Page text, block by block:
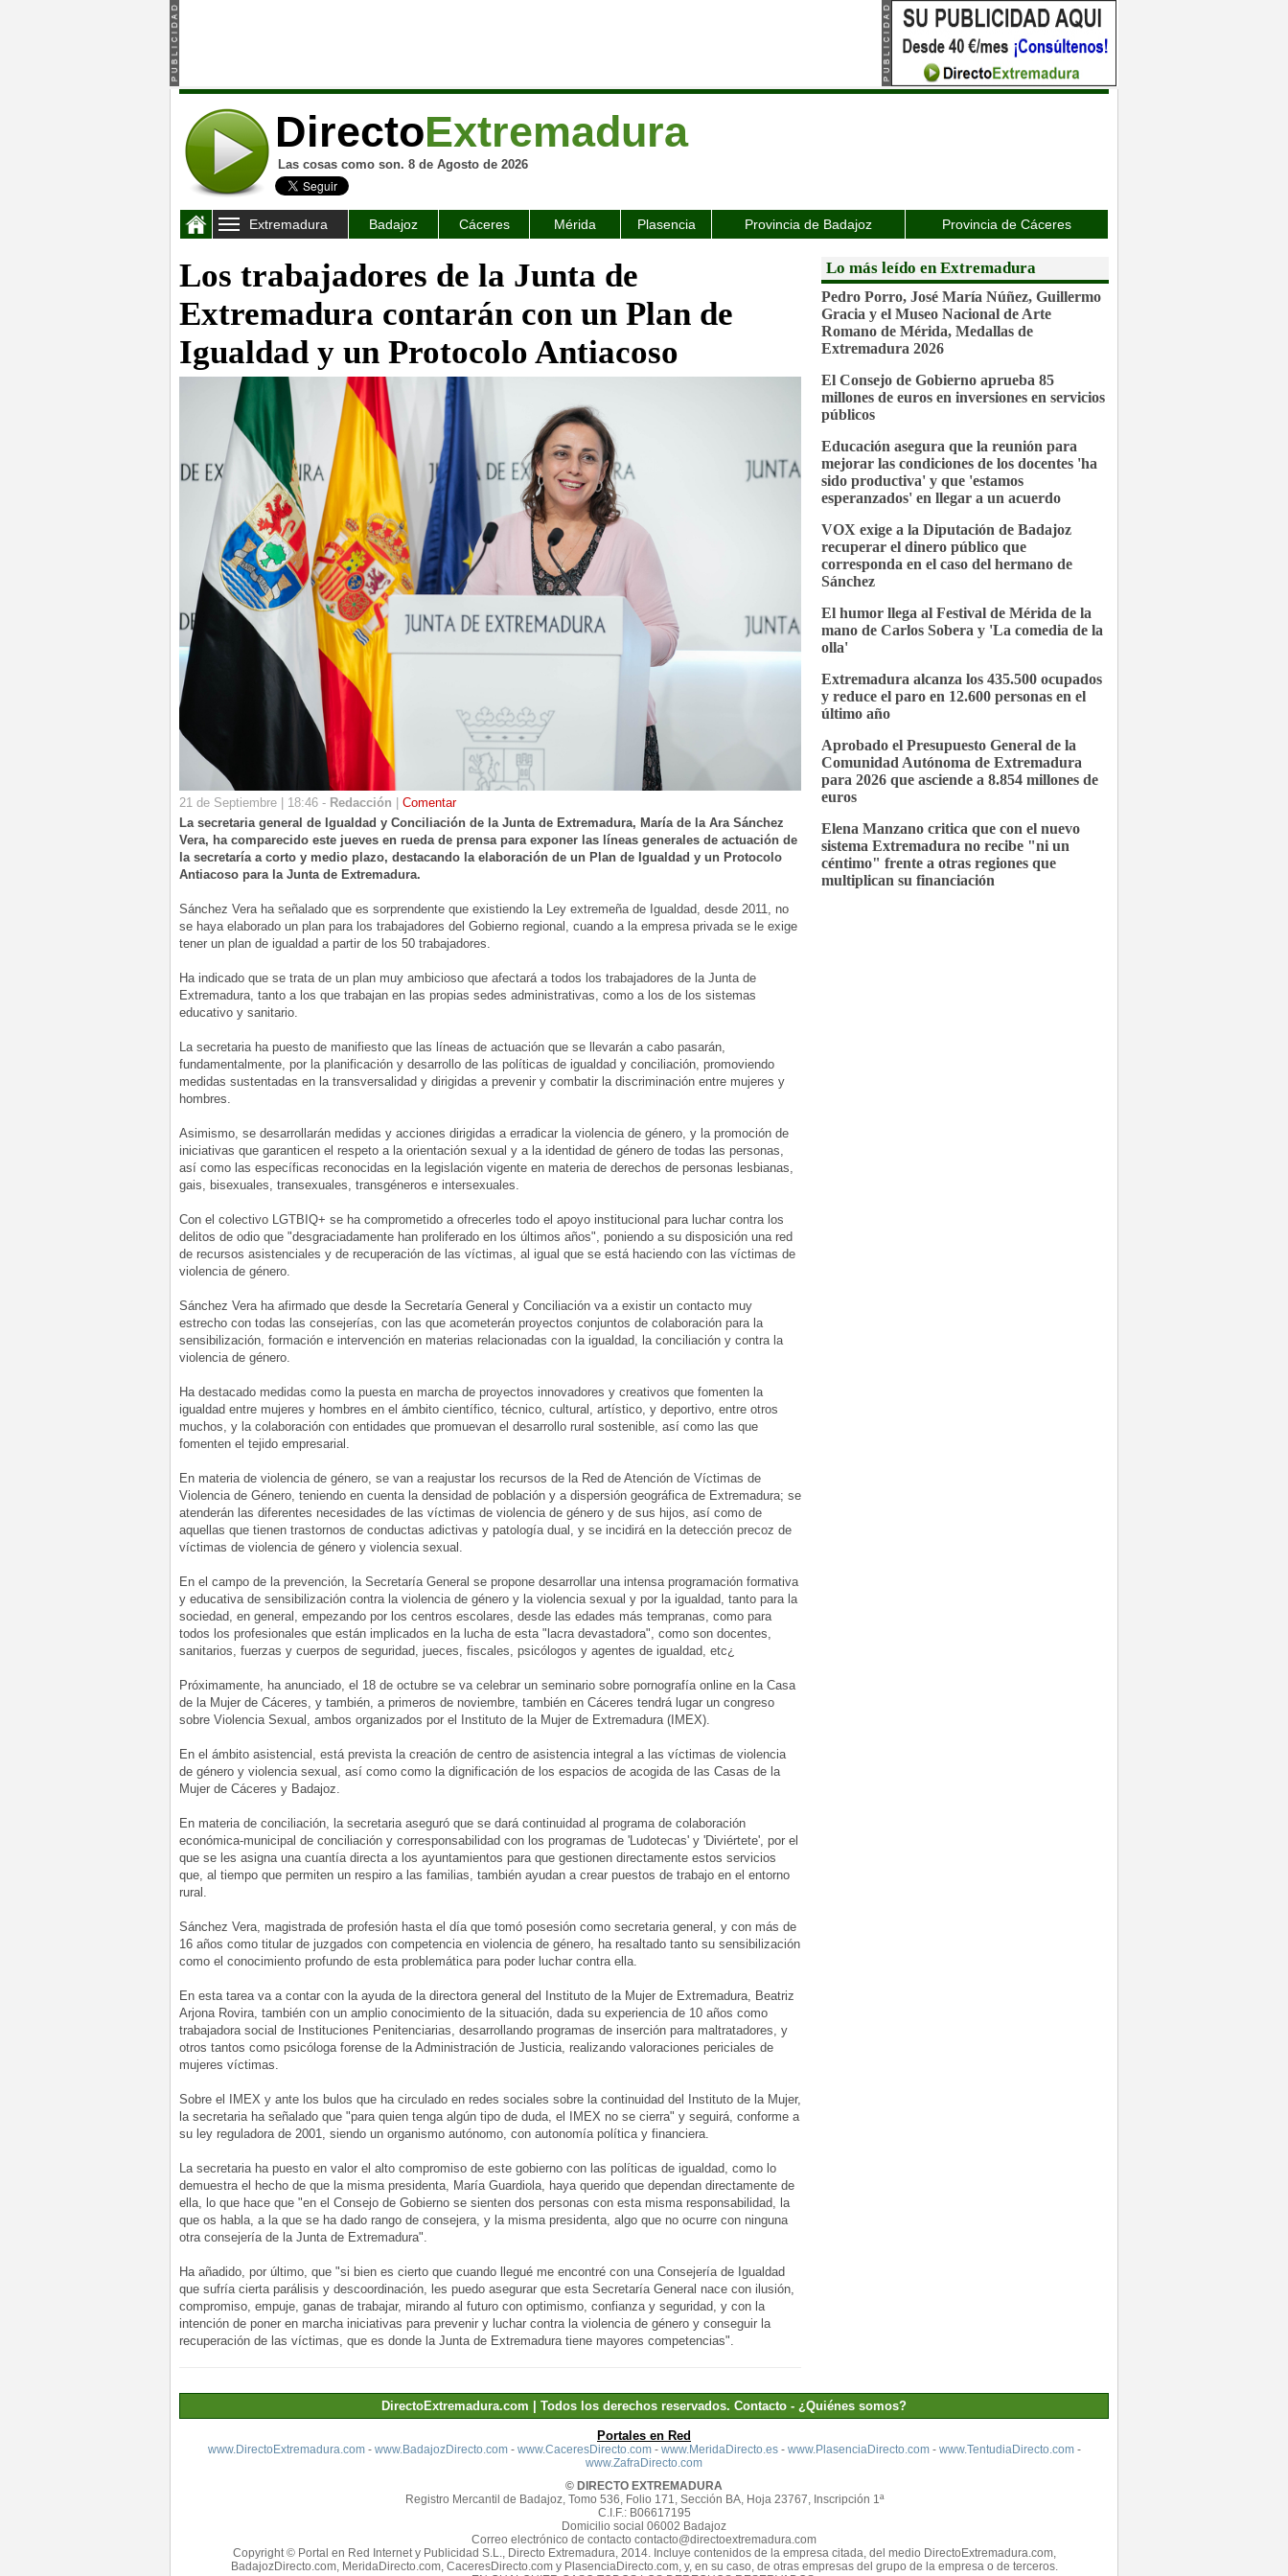
DirectoExtremadura
Las cosas como son. 8 de Agosto de 2026
Extremadura Badajoz Cáceres Mérida Plasencia Provincia de Badajoz Provincia de Cáceres
Los trabajadores de la Junta de
Extremadura contarán con un Plan de
Igualdad y un Protocolo Antiacoso
21 de Septiembre | 18:46 - Redacción
Comentar
La secretaria general de Igualdad y Conciliación de la Junta de Extremadura, María de la Ara Sánchez
Vera, ha comparecido este jueves en rueda de prensa para exponer las líneas generales de actuación de
la secretaría a corto y medio plazo, destacando la elaboración de un Plan de Igualdad y un Protocolo
Antiacoso para la Junta de Extremadura.
Sánchez Vera ha señalado que es sorprendente que existiendo la Ley extremeña de Igualdad, desde 2011, no
se haya elaborado un plan para los trabajadores del Gobierno regional, cuando a la empresa privada se le exige
tener un plan de igualdad a partir de los 50 trabajadores.
Ha indicado que se trata de un plan muy ambicioso que afectará a todos los trabajadores de la Junta de
Extremadura, tanto a los que trabajan en las propias sedes administrativas, como a los de los sistemas
educativo y sanitario.
La secretaria ha puesto de manifiesto que las líneas de actuación que se llevarán a cabo pasarán,
fundamentalmente, por la planificación y desarrollo de las políticas de igualdad y conciliación, promoviendo
medidas sustentadas en la transversalidad y dirigidas a prevenir y combatir la discriminación entre mujeres y
hombres.
Asimismo, se desarrollarán medidas y acciones dirigidas a erradicar la violencia de género, y la promoción de
iniciativas que garanticen el respeto a la orientación sexual y a la identidad de género de todas las personas,
así como las específicas reconocidas en la legislación vigente en materia de derechos de personas lesbianas,
gais, bisexuales, transexuales, transgéneros e intersexuales.
Con el colectivo LGTBIQ+ se ha comprometido a ofrecerles todo el apoyo institucional para luchar contra los
delitos de odio que "desgraciadamente han proliferado en los últimos años", poniendo a su disposición una red
de recursos asistenciales y de recuperación de las víctimas, al igual que se está haciendo con las víctimas de
violencia de género.
Sánchez Vera ha afirmado que desde la Secretaría General y Conciliación va a existir un contacto muy
estrecho con todas las consejerías, con las que acometerán proyectos conjuntos de colaboración para la
sensibilización, formación e intervención en materias relacionadas con la igualdad, la conciliación y contra la
violencia de género.
Ha destacado medidas como la puesta en marcha de proyectos innovadores y creativos que fomenten la
igualdad entre mujeres y hombres en el ámbito científico, técnico, cultural, artístico, y deportivo, entre otros
muchos, y la colaboración con entidades que promuevan el desarrollo rural sostenible, así como las que
fomenten el tejido empresarial.
En materia de violencia de género, se van a reajustar los recursos de la Red de Atención de Víctimas de
Violencia de Género, teniendo en cuenta la densidad de población y a dispersión geográfica de Extremadura; se
atenderán las diferentes necesidades de las víctimas de violencia de género y de sus hijos, así como de
aquellas que tienen trastornos de conductas adictivas y patología dual, y se incidirá en la detección precoz de
víctimas de violencia de género y violencia sexual.
En el campo de la prevención, la Secretaría General se propone desarrollar una intensa programación formativa
y educativa de sensibilización contra la violencia de género y la violencia sexual y por la igualdad, tanto para la
sociedad, en general, empezando por los centros escolares, desde las edades más tempranas, como para
todos los profesionales que están implicados en la lucha de esta "lacra devastadora", como son docentes,
sanitarios, fuerzas y cuerpos de seguridad, jueces, fiscales, psicólogos y agentes de igualdad, etc¿
Próximamente, ha anunciado, el 18 de octubre se va celebrar un seminario sobre pornografía online en la Casa
de la Mujer de Cáceres, y también, a primeros de noviembre, también en Cáceres tendrá lugar un congreso
sobre Violencia Sexual, ambos organizados por el Instituto de la Mujer de Extremadura (IMEX).
En el ámbito asistencial, está prevista la creación de centro de asistencia integral a las víctimas de violencia
de género y violencia sexual, así como como la dignificación de los espacios de acogida de las Casas de la
Mujer de Cáceres y Badajoz.
En materia de conciliación, la secretaria aseguró que se dará continuidad al programa de colaboración
económica-municipal de conciliación y corresponsabilidad con los programas de 'Ludotecas' y 'Diviértete', por el
que se les asigna una cuantía directa a los ayuntamientos para que gestionen directamente estos servicios
que, al tiempo que permiten un respiro a las familias, también ayudan a crear puestos de trabajo en el entorno
rural.
Sánchez Vera, magistrada de profesión hasta el día que tomó posesión como secretaria general, y con más de
16 años como titular de juzgados con competencia en violencia de género, ha resaltado tanto su sensibilización
como el conocimiento profundo de esta problemática para poder luchar contra ella.
En esta tarea va a contar con la ayuda de la directora general del Instituto de la Mujer de Extremadura, Beatriz
Arjona Rovira, también con un amplio conocimiento de la situación, dada su experiencia de 10 años como
trabajadora social de Instituciones Penitenciarias, desarrollando programas de inserción para maltratadores, y
otros tantos como psicóloga forense de la Administración de Justicia, realizando valoraciones periciales de
mujeres víctimas.
Sobre el IMEX y ante los bulos que ha circulado en redes sociales sobre la continuidad del Instituto de la Mujer,
la secretaria ha señalado que "para quien tenga algún tipo de duda, el IMEX no se cierra" y seguirá, conforme a
su ley reguladora de 2001, siendo un organismo autónomo, con autonomía política y financiera.
La secretaria ha puesto en valor el alto compromiso de este gobierno con las políticas de igualdad, como lo
demuestra el hecho de que la misma presidenta, María Guardiola, haya querido que dependan directamente de
ella, lo que hace que "en el Consejo de Gobierno se sienten dos personas con esta misma responsabilidad, la
que os habla, a la que se ha dado rango de consejera, y la misma presidenta, algo que no ocurre con ninguna
otra consejería de la Junta de Extremadura".
Ha añadido, por último, que "si bien es cierto que cuando llegué me encontré con una Consejería de Igualdad
que sufría cierta parálisis y descoordinación, les puedo asegurar que esta Secretaría General nace con ilusión,
compromiso, empuje, ganas de trabajar, mirando al futuro con optimismo, confianza y seguridad, y con la
intención de poner en marcha iniciativas para prevenir y luchar contra la violencia de género y conseguir la
recuperación de las víctimas, que es donde la Junta de Extremadura tiene mayores competencias".
Lo más leído en Extremadura
Pedro Porro, José María Núñez, Guillermo
Gracia y el Museo Nacional de Arte
Romano de Mérida, Medallas de
Extremadura 2026
El Consejo de Gobierno aprueba 85
millones de euros en inversiones en servicios
públicos
Educación asegura que la reunión para
mejorar las condiciones de los docentes 'ha
sido productiva' y que 'estamos
esperanzados' en llegar a un acuerdo
VOX exige a la Diputación de Badajoz
recuperar el dinero público que
corresponda en el caso del hermano de
Sánchez
El humor llega al Festival de Mérida de la
mano de Carlos Sobera y 'La comedia de la
olla'
Extremadura alcanza los 435.500 ocupados
y reduce el paro en 12.600 personas en el
último año
Aprobado el Presupuesto General de la
Comunidad Autónoma de Extremadura
para 2026 que asciende a 8.854 millones de
euros
Elena Manzano critica que con el nuevo
sistema Extremadura no recibe "ni un
céntimo" frente a otras regiones que
multiplican su financiación
DirectoExtremadura.com | Todos los derechos reservados. Contacto - ¿Quiénes somos?
Portales en Red
www.DirectoExtremadura.com- www.BadajozDirecto.com- www.CaceresDirecto.com- www.MeridaDirecto.es- www.PlasenciaDirecto.com- www.TentudiaDirecto.com-
www.ZafraDirecto.com
© DIRECTO EXTREMADURA
Registro Mercantil de Badajoz, Tomo 536, Folio 171, Sección BA, Hoja 23767, Inscripción 1ª
C.I.F.: B06617195
Domicilio social 06002 Badajoz
Correo electrónico de contacto contacto@directoextremadura.com
Copyright © Portal en Red Internet y Publicidad S.L., Directo Extremadura, 2014. Incluye contenidos de la empresa citada, del medio DirectoExtremadura.com,
BadajozDirecto.com, MeridaDirecto.com, CaceresDirecto.com y PlasenciaDirecto.com, y, en su caso, de otras empresas del grupo de la empresa o de terceros.